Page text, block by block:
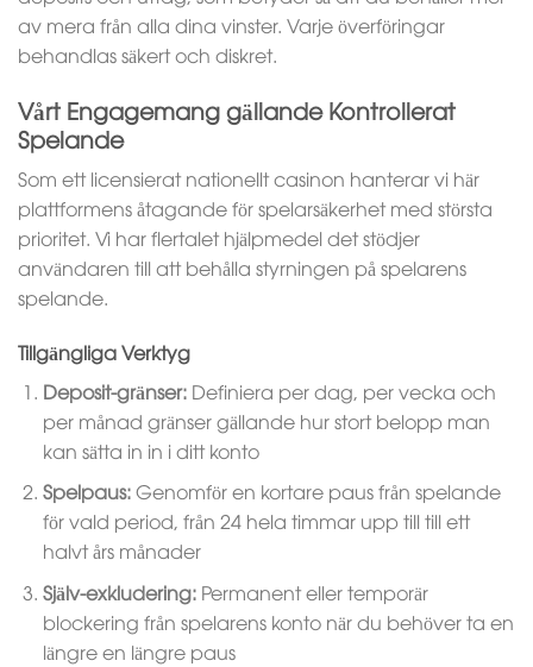
av mera från alla dina vinster. Varje överföringar
behandlas säkert och diskret.
Vårt Engagemang gällande Kontrollerat
Spelande
Som ett licensierat nationellt casinon hanterar vi här
plattformens åtagande för spelarsäkerhet med största
prioritet. Vi har flertalet hjälpmedel det stödjer
användaren till att behålla styrningen på spelarens
spelande.
Tillgängliga Verktyg
Deposit-gränser:Definiera per dag, per vecka och
per månad gränser gällande hur stort belopp man
kan sätta in in i ditt konto
Spelpaus:Genomför en kortare paus från spelande
för vald period, från 24 hela timmar upp till till ett
halvt års månader
Själv-exkludering:Permanent eller temporär
blockering från spelarens konto när du behöver ta en
längre en längre paus